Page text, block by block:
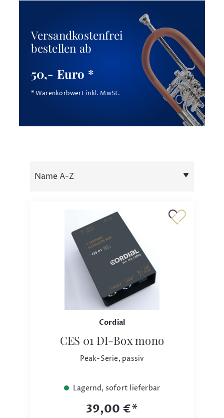
Versandkostenfrei
bestellen ab
50,- Euro *
* Warenkorbwert inkl. MwSt.
Cordial
CES 01 DI-Box mono
Peak-Serie, passiv
Lagernd, sofort lieferbar
39,00 €*